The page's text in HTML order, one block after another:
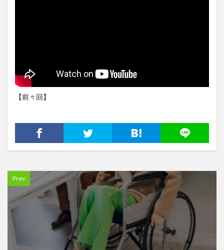
【前々回】
Prev